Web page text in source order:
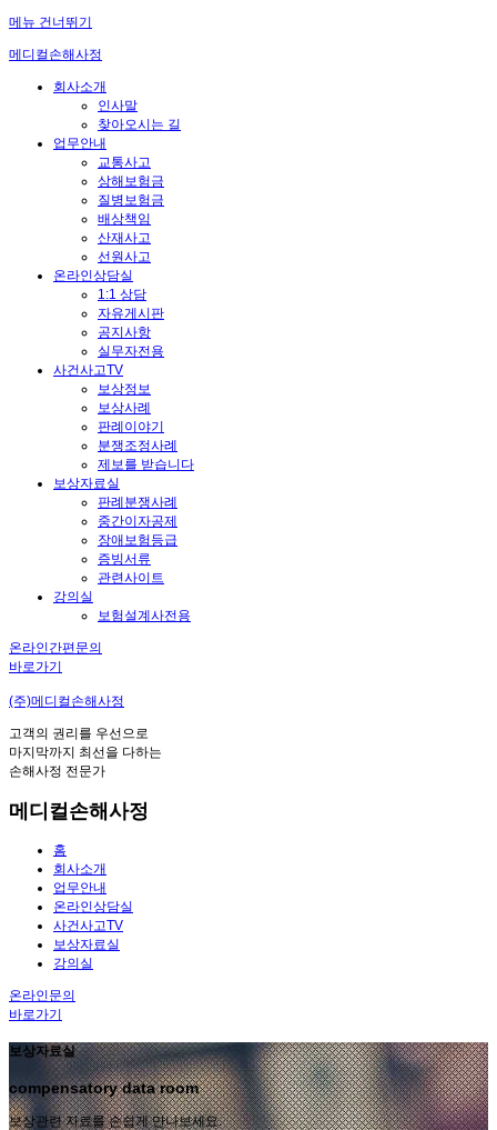
메뉴 건너뛰기
메디컬손해사정
회사소개
인사말
찾아오시는 길
업무안내
교통사고
상해보험금
질병보험금
배상책임
산재사고
선원사고
온라인상담실
1:1 상담
자유게시판
공지사항
실무자전용
사건사고TV
보상정보
보상사례
판례이야기
분쟁조정사례
제보를 받습니다
보상자료실
판례분쟁사례
중간이자공제
장애보험등급
증빙서류
관련사이트
강의실
보험설계사전용
온라인간편문의
바로가기
(주)메디컬손해사정
고객의 권리를 우선으로
마지막까지 최선을 다하는
손해사정 전문가
메디컬손해사정
홈
회사소개
업무안내
온라인상담실
사건사고TV
보상자료실
강의실
온라인문의
바로가기
보상자료실
compensatory data room
보상관련 자료를 손쉽게 만나보세요.